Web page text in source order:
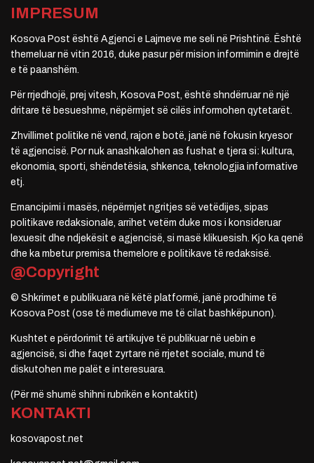
IMPRESUM
Kosova Post është Agjenci e Lajmeve me seli në Prishtinë. Është
themeluar në vitin 2016, duke pasur për mision informimin e drejtë
e të paanshëm.
Për rrjedhojë, prej vitesh, Kosova Post, është shndërruar në një
dritare të besueshme, nëpërmjet së cilës informohen qytetarët.
Zhvillimet politike në vend, rajon e botë, janë në fokusin kryesor
të agjencisë. Por nuk anashkalohen as fushat e tjera si: kultura,
ekonomia, sporti, shëndetësia, shkenca, teknologjia informative
etj.
Emancipimi i masës, nëpërmjet ngritjes së vetëdijes, sipas
politikave redaksionale, arrihet vetëm duke mos i konsideruar
lexuesit dhe ndjekësit e agjencisë, si masë klikuesish. Kjo ka qenë
dhe ka mbetur premisa themelore e politikave të redaksisë.
@Copyright
© Shkrimet e publikuara në këtë platformë, janë prodhime të
Kosova Post (ose të mediumeve me të cilat bashkëpunon).
Kushtet e përdorimit të artikujve të publikuar në uebin e
agjencisë, si dhe faqet zyrtare në rrjetet sociale, mund të
diskutohen me palët e interesuara.
(Për më shumë shihni rubrikën e kontaktit)
KONTAKTI
kosovapost.net